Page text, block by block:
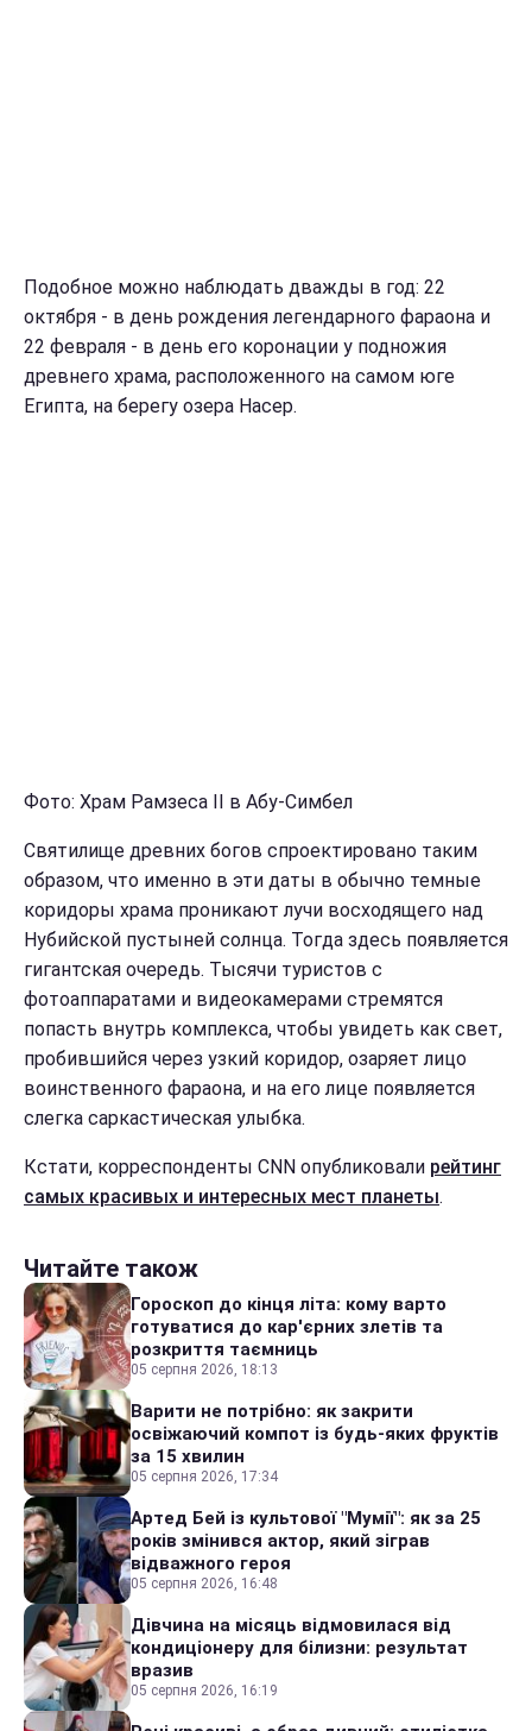
Подобное можно наблюдать дважды в год: 22
октября - в день рождения легендарного фараона и
22 февраля - в день его коронации у подножия
древнего храма, расположенного на самом юге
Египта, на берегу озера Насер.
Фото: Храм Рамзеса II в Абу-Симбел
Святилище древних богов спроектировано таким
образом, что именно в эти даты в обычно темные
коридоры храма проникают лучи восходящего над
Нубийской пустыней солнца. Тогда здесь появляется
гигантская очередь. Тысячи туристов с
фотоаппаратами и видеокамерами стремятся
попасть внутрь комплекса, чтобы увидеть как свет,
пробившийся через узкий коридор, озаряет лицо
воинственного фараона, и на его лице появляется
слегка саркастическая улыбка.
Кстати, корреспонденты СNN опубликовали рейтинг
самых красивых и интересных мест планеты.
Читайте також
Гороскоп до кінця літа: кому варто
готуватися до кар'єрних злетів та
розкриття таємниць
05 серпня 2026, 18:13
Варити не потрібно: як закрити
освіжаючий компот із будь-яких фруктів
за 15 хвилин
05 серпня 2026, 17:34
Артед Бей із культової "Мумії": як за 25
років змінився актор, який зіграв
відважного героя
05 серпня 2026, 16:48
Дівчина на місяць відмовилася від
кондиціонеру для білизни: результат
вразив
05 серпня 2026, 16:19